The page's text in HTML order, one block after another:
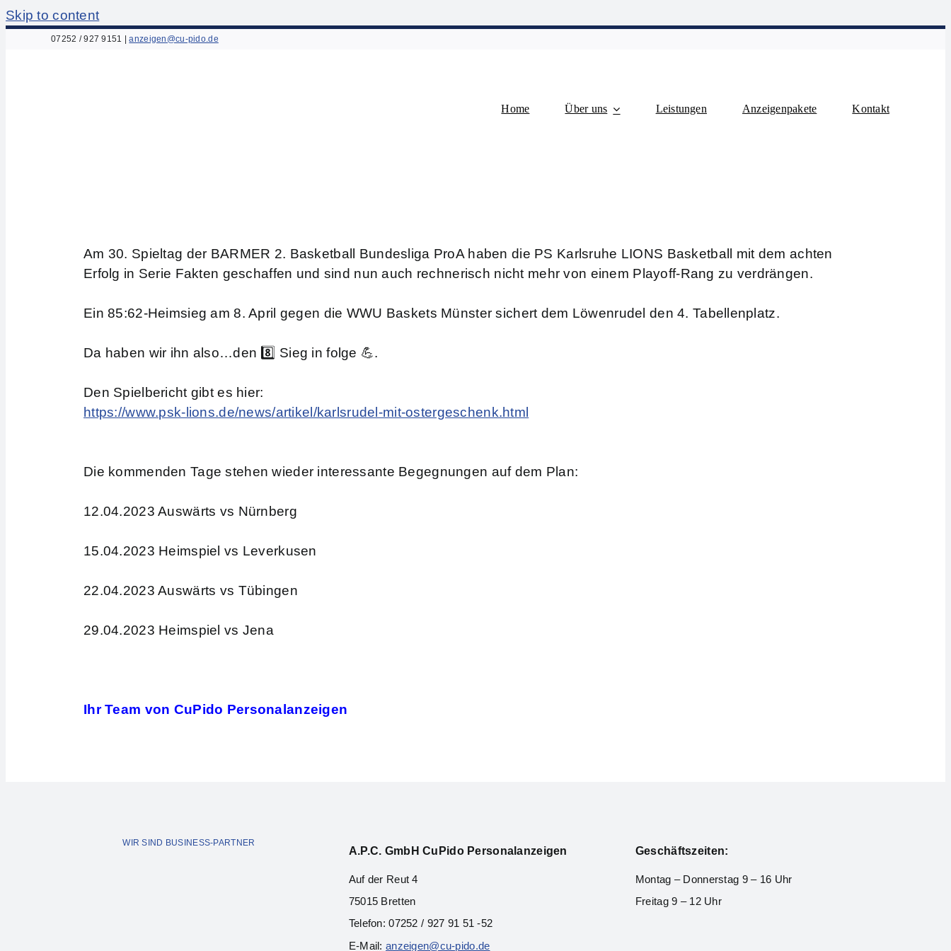
Skip to content
07252 / 927 9151 |anzeigen@cu-pido.de
Home Über uns Leistungen Anzeigenpakete Kontakt
Am 30. Spieltag der BARMER 2. Basketball Bundesliga ProA haben die PS Karlsruhe LIONS Basketball
mit dem achten
Erfolg in Serie Fakten geschaffen und sind nun auch rechnerisch nicht mehr von einem Playoff-Rang zu verdrängen.
Ein 85:62-Heimsieg am 8. April gegen die WWU Baskets Münster sichert dem Löwenrudel den 4. Tabellenplatz.
Da haben wir ihn also…den 8️⃣ Sieg in folge 💪.
Den Spielbericht gibt es hier:
https://www.psk-lions.de/news/artikel/karlsrudel-mit-ostergeschenk.html
Die kommenden Tage stehen wieder interessante Begegnungen auf dem Plan:
12.04.2023 Auswärts vs Nürnberg
15.04.2023 Heimspiel vs Leverkusen
22.04.2023 Auswärts vs Tübingen
29.04.2023 Heimspiel vs Jena
Ihr Team von CuPido Personalanzeigen
WIR SIND BUSINESS-PARTNER
A.P.C. Gmb H CuPido Personalanzeigen
Auf der Reut 4
75015 Bretten
Telefon: 07252 / 927 91 51 -52
E-Mail:anzeigen@cu-pido.de
Geschäftszeiten:
Montag – Donnerstag 9 – 16 Uhr
Freitag 9 – 12 Uhr